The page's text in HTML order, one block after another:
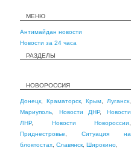
МЕНЮ
Антимайдан новости
Новости за 24 часа
РАЗДЕЛЫ
НОВОРОССИЯ
Донецк Краматорск,Крым Луганск
Мариуполь
Новости ДНР,Новости
ЛНР, Новости Новороссии
Приднестровье
Ситуация на
блокпостах Славянск Широкино